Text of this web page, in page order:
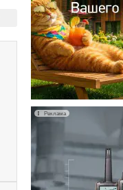
Реклама